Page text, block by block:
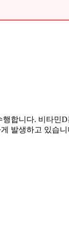
합니다. 비타민
발생하고 있습니